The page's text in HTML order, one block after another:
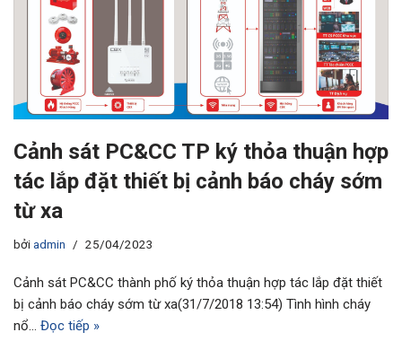
Cảnh sát PC&CC TP ký thỏa thuận hợp
tác lắp đặt thiết bị cảnh báo cháy sớm
từ xa
bởiadmin 25/04/2023
Cảnh sát PC&CC thành phố ký thỏa thuận hợp tác lắp đặt thiết
bị cảnh báo cháy sớm từ xa(31/7/2018 13:54) Tình hình cháy
nổ… Đọc tiếp »